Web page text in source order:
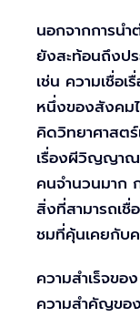
นอกจากการน
ยังสะท้อนถึงป
เช่น ความเชื่
หนึ่งของสังคม
คิดวิทยาศาสต
เรื่องผีวิญญา
คนจำนวนมาก
สิ่งที่สามารถเ
ชมที่คุ้นเคยกับ
ความสำเร็จข
ความสำคัญขอ